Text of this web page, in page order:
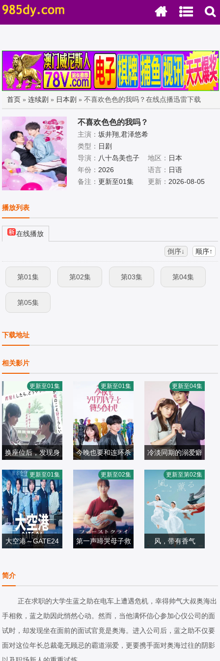
首页 »连续剧 » 日本剧 » 不喜欢色色的我吗？在线点播迅雷下载
不喜欢色色的我吗？
主演：坂井翔,君泽悠希
类型： 日剧
导演： 八十岛美也子 地区： 日本
年份： 2026 语言： 日语
备注：更新至01集 更新： 2026-08-05
播放列表
在线播放
倒序↓ 顺序↑
第01集 第02集 第03集 第04集
第05集
下载地址
相关影片
换座位后，发现身
我
日本剧
2026/日本
更新至01集
今晚也要和连环杀
日本剧
2026/日本
更新至01集
冷淡同期的溺爱癖
泰也,小栗有以,京
典和玖,半田周平
日本剧
2026/日本
更新至04集
大空港～GATE24
日本剧
2026/日本
更新至01集
第一声啼哭母子救
2026/日本
更新至02集
风，带有香气
海,小林隆,小林虎
之介,津崎史郎,岩
瀬顕子,三浦贵大,
根岸季衣,大岛美
幸,义达祐未,たく
2026/日本
更新至第02集
简介
正在求职的大学生蓝之助在电车上遭遇危机，幸得帅气大叔奥海出
手相救，蓝之助因此悄然心动。然而，当他满怀信心参加心仪公司的面
试时，却发现坐在面前的面试官竟是奥海。进入公司后，蓝之助不仅要
面对这位年长总裁毫无顾忌的霸道溺爱，更要携手面对奥海过往的阴影